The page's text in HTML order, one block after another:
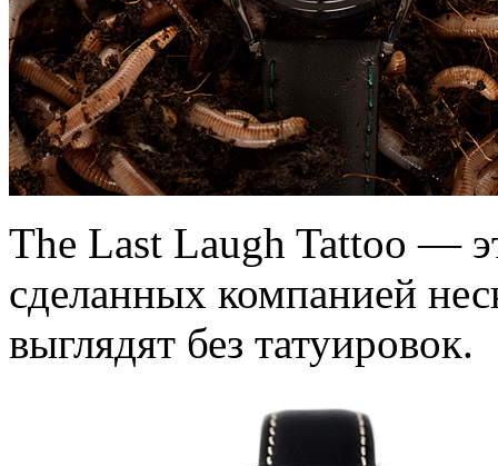
The Last Laugh Tattoo —
сделанных компанией
выглядят без татуировок.